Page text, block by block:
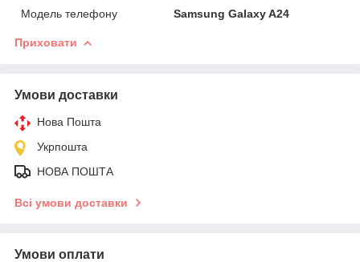
Модель телефону
Samsung Galaxy A24
Приховати
Умови доставки
Нова Пошта
Укрпошта
НОВА ПОШТА
Всі умови доставки
Умови оплати